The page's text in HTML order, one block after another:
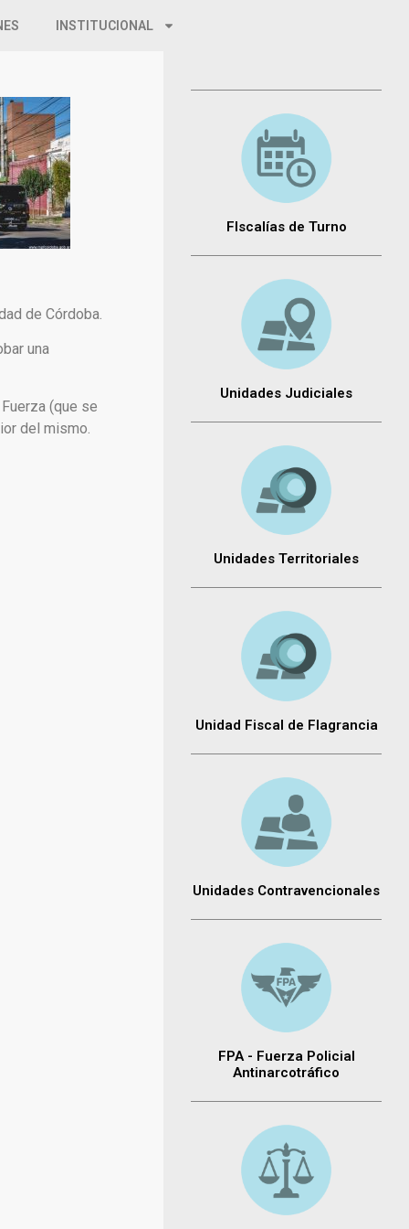
INSTITUCIONAL
de Córdoba.
una
(que se
del mismo.
FIscalías de Turno
Unidades Judiciales
Unidades Territoriales
Unidad Fiscal de Flagrancia
Unidades Contravencionales
FPA - Fuerza Policial
Antinarcotráfico